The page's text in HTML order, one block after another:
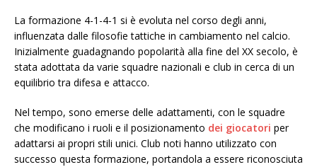
La formazione 4-1-4-1 si è evoluta nel corso degli anni,
influenzata dalle filosofie tattiche in cambiamento nel calcio.
Inizialmente guadagnando popolarità alla fine del XX secolo, è
stata adottata da varie squadre nazionali e club in cerca di un
equilibrio tra difesa e attacco.
Nel tempo, sono emerse delle adattamenti, con le squadre
che modificano i ruoli e il posizionamento dei giocatori per
adattarsi ai propri stili unici. Club noti hanno utilizzato con
successo questa formazione, portandola a essere riconosciuta